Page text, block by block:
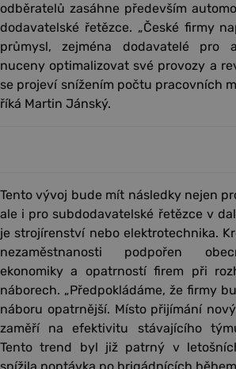
odběratelů zasáhne především
dodavatelské řetězce. „České firmy
průmysl, zejména dodavatelé pro
nuceny optimalizovat své provozy a
se projeví snížením počtu pracovních
říká Martin Jánský.
Tento vývoj bude mít následky nejen
ale i pro subdodavatelské řetězce v
je strojírenství nebo elektrotechnika.
nezaměstnanosti podpořen
ekonomiky a opatrností firem při
náborech. „Předpokládáme, že firmy
náboru opatrnější. Místo přijímání
zaměří na efektivitu stávajícího
Tento trend byl již patrný v